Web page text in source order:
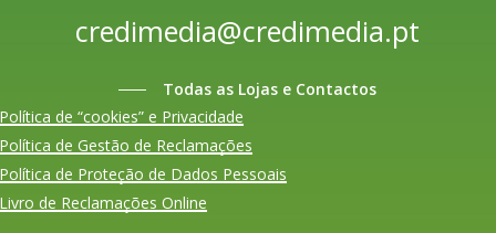
credimedia@credimedia.pt
Todas as Lojas e Contactos
de “cookies” e Privacidade
de Gestão de Reclamações
de Proteção de Dados Pessoais
de Reclamações Online